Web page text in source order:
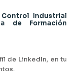
Industrial
de Formación
de LinkedIn, en tu